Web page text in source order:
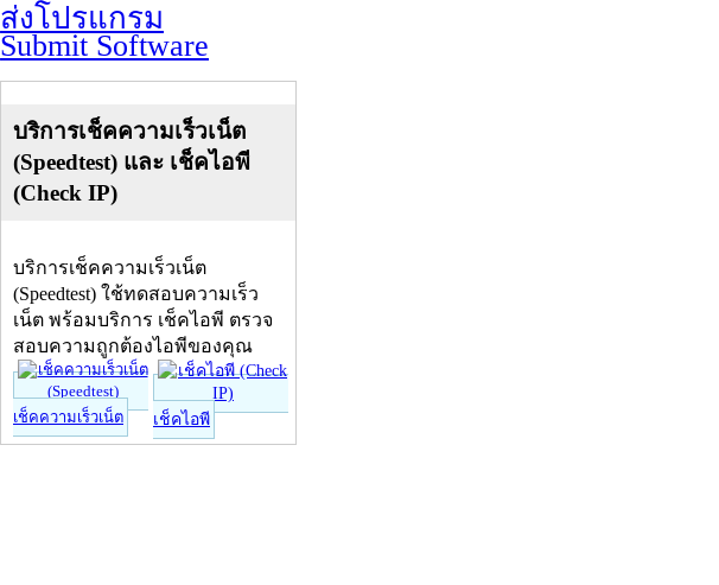
ส่งโปรแกรม
Submit Software
บริการเช็คความเร็วเน็ต
(Speedtest) และ เช็คไอพี
(Check IP)
บริการเช็คความเร็วเน็ต
(Speedtest) ใช้ทดสอบความเร็ว
เน็ต พร้อมบริการ เช็คไอพี ตรวจ
สอบความถูกต้องไอพีของคุณ
เช็คความเร็วเน็ต เช็คไอพี